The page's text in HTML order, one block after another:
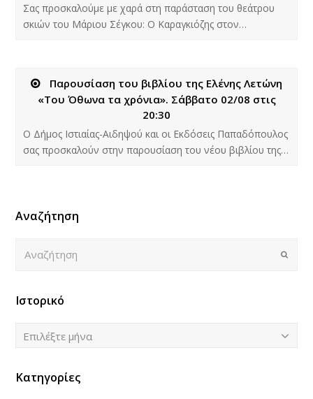
Σας προσκαλούμε με χαρά στη παράσταση του θεάτρου
σκιών του Μάριου Σέγκου: Ο Καραγκιόζης στον…
Παρουσίαση του βιβλίου της Ελένης Λετώνη
«Του Όθωνα τα χρόνια». Σάββατο 02/08 στις
20:30
Ο Δήμος Ιστιαίας-Αιδηψού και οι Εκδόσεις Παπαδόπουλος
σας προσκαλούν στην παρουσίαση του νέου βιβλίου της…
Αναζήτηση
Submit
Ιστορικό
Ιστορικό
Επιλέξτε μήνα
Κατηγορίες